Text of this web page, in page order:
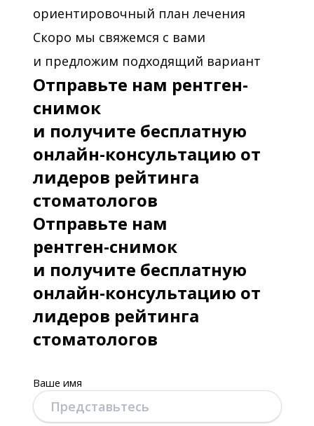
ориентировочный план лечения
Скоро мы свяжемся с вами
и предложим подходящий вариант
Отправьте нам рентген-
снимок
и получите бесплатную
онлайн-консультацию от
лидеров рейтинга
стоматологов
Отправьте нам
рентген-снимок
и получите бесплатную
онлайн-консультацию от
лидеров рейтинга
стоматологов
Ваше имя